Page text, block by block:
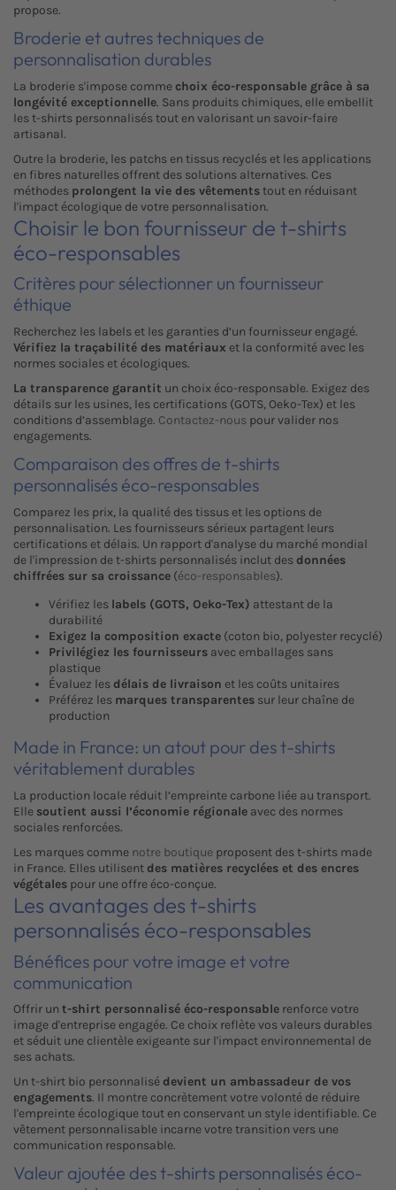
propose.
Broderie et autres techniques de
personnalisation durables
La broderie s'impose commechoix éco-responsable grâce à sa
longévité exceptionnelle. Sans produits chimiques, elle embellit
les t-shirts personnalisés tout en valorisant un savoir-faire
artisanal.
Outre la broderie, les patchs en tissus recyclés et les applications
en fibres naturelles offrent des solutions alternatives. Ces
méthodes prolongent la vie des vêtementstout en réduisant
l'impact écologique de votre personnalisation.
Choisir le bon fournisseur de t-shirts
éco-responsables
Critères pour sélectionner un fournisseur
éthique
Recherchez les labels et les garanties d’un fournisseur engagé.
Vérifiez la traçabilité des matériaux et la conformité avec les
normes sociales et écologiques.
La transparence garantit un choix éco-responsable. Exigez des
détails sur les usines, les certifications (GOTS, Oeko-Tex) et les
conditions d’assemblage. Contactez-nous pour valider nos
engagements.
Comparaison des offres de t-shirts
personnalisés éco-responsables
Comparez les prix, la qualité des tissus et les options de
personnalisation. Les fournisseurs sérieux partagent leurs
certifications et délais. Un rapport d'analyse du marché mondial
de l'impression de t-shirts personnalisés inclut des données
chiffrées sur sa croissance (éco-responsables).
Vérifiez les labels (GOTS, Oeko-Tex) attestant de la
durabilité
Exigez la composition exacte (coton bio, polyester recyclé)
Privilégiez les fournisseurs avec emballages sans
plastique
Évaluez les délais de livraison et les coûts unitaires
Préférez les marques transparentes sur leur chaîne de
production
Made in France: un atout pour des t-shirts
véritablement durables
La production locale réduit l’empreinte carbone liée au transport.
Elle soutient aussi l’économie régionale avec des normes
sociales renforcées.
Les marques comme notre boutique proposent des t-shirts made
in France. Elles utilisent des matières recyclées et des encres
végétales pour une offre éco-conçue.
Les avantages des t-shirts
personnalisés éco-responsables
Bénéfices pour votre image et votre
communication
Offrir un t-shirt personnalisé éco-responsable renforce votre
image d'entreprise engagée. Ce choix reflète vos valeurs durables
et séduit une clientèle exigeante sur l'impact environnemental de
ses achats.
Un t-shirt bio personnalisé devient un ambassadeur de vos
engagements. Il montre concrètement votre volonté de réduire
l'empreinte écologique tout en conservant un style identifiable. Ce
vêtement personnalisable incarne votre transition vers une
communication responsable.
Valeur ajoutée des t-shirts personnalisés éco-